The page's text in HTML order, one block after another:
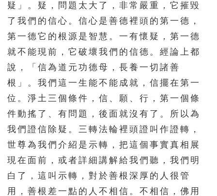
疑」。疑，問題太大了，非常嚴重，它摧毀
了我們的信心。信心是善德裡頭的第一德，
第一德它的根源是智慧。一有懷疑，第一德
就不能現前，它破壞我們的信德。經論上都
說，「信為道元功德母，長養一切諸善
根」。我們這一生能不能成就，信擺在第一
位。淨土三個條件，信、願、行，第一個條
件動搖了、有問題，後面就沒有了。所以為
我們證信除疑。三轉法輪裡頭證叫作證轉，
世尊為我們介紹是示轉，把這個事實真相展
現在面前，或者詳細講解給我們聽，我們明
白了，這叫示轉，對於善根深厚的人很管
用，善根差一點的人不相信。不相信，佛用